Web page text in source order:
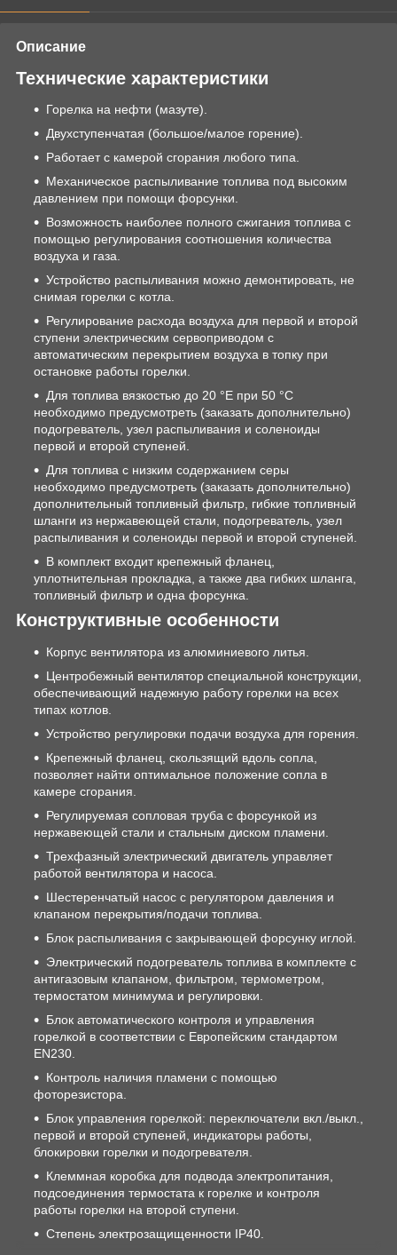
Описание
Технические характеристики
Горелка на нефти (мазуте).
Двухступенчатая (большое/малое горение).
Работает с камерой сгорания любого типа.
Механическое распыливание топлива под высоким
давлением при помощи форсунки.
Возможность наиболее полного сжигания топлива с
помощью регулирования соотношения количества
воздуха и газа.
Устройство распыливания можно демонтировать, не
снимая горелки с котла.
Регулирование расхода воздуха для первой и второй
ступени электрическим сервоприводом с
автоматическим перекрытием воздуха в топку при
остановке работы горелки.
Для топлива вязкостью до 20 °Е при 50 °С
необходимо предусмотреть (заказать дополнительно)
подогреватель, узел распыливания и соленоиды
первой и второй ступеней.
Для топлива с низким содержанием серы
необходимо предусмотреть (заказать дополнительно)
дополнительный топливный фильтр, гибкие топливный
шланги из нержавеющей стали, подогреватель, узел
распыливания и соленоиды первой и второй ступеней.
В комплект входит крепежный фланец,
уплотнительная прокладка, а также два гибких шланга,
топливный фильтр и одна форсунка.
Конструктивные особенности
Корпус вентилятора из алюминиевого литья.
Центробежный вентилятор специальной конструкции,
обеспечивающий надежную работу горелки на всех
типах котлов.
Устройство регулировки подачи воздуха для горения.
Крепежный фланец, скользящий вдоль сопла,
позволяет найти оптимальное положение сопла в
камере сгорания.
Регулируемая сопловая труба с форсункой из
нержавеющей стали и стальным диском пламени.
Трехфазный электрический двигатель управляет
работой вентилятора и насоса.
Шестеренчатый насос с регулятором давления и
клапаном перекрытия/подачи топлива.
Блок распыливания с закрывающей форсунку иглой.
Электрический подогреватель топлива в комплекте с
антигазовым клапаном, фильтром, термометром,
термостатом минимума и регулировки.
Блок автоматического контроля и управления
горелкой в соответствии с Европейским стандартом
EN230.
Контроль наличия пламени с помощью
фоторезистора.
Блок управления горелкой: переключатели вкл./выкл.,
первой и второй ступеней, индикаторы работы,
блокировки горелки и подогревателя.
Клеммная коробка для подвода электропитания,
подсоединения термостата к горелке и контроля
работы горелки на второй ступени.
Степень электрозащищенности IP40.